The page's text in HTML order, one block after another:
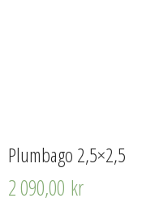
Plumbago 2,5×2,5
2 090,00 kr